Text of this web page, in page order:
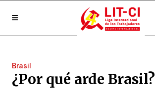
Brasil
¿Por qué arde Brasil?